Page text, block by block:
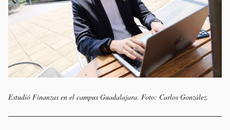
Estudió Finanzas en el campus Guadalajara. Foto: Carlos González.